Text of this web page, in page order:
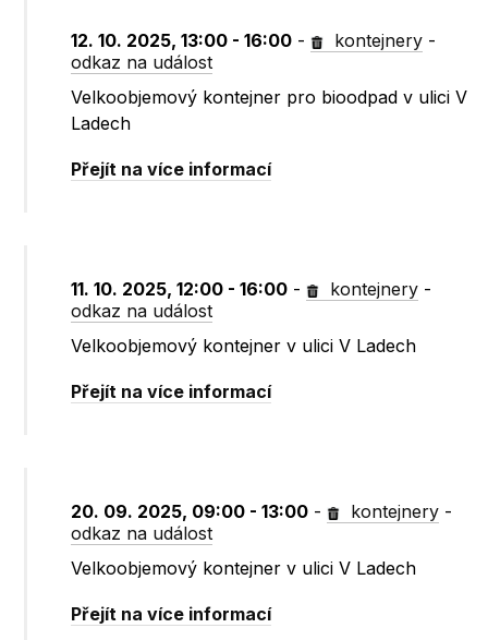
12. 10. 2025, 13:00 - 16:00 - kontejnery -
odkaz na událost
Velkoobjemový kontejner pro bioodpad v ulici V
Ladech
Přejít na více informací
11. 10. 2025, 12:00 - 16:00 - kontejnery -
odkaz na událost
Velkoobjemový kontejner v ulici V Ladech
Přejít na více informací
20. 09. 2025, 09:00 - 13:00 - kontejnery -
odkaz na událost
Velkoobjemový kontejner v ulici V Ladech
Přejít na více informací